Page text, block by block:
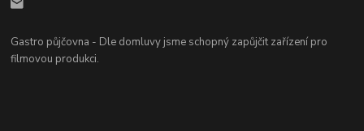
Gastro půjčovna - Dle domluvy jsme schopný zapůjčit zařízení pro
filmovou produkci.